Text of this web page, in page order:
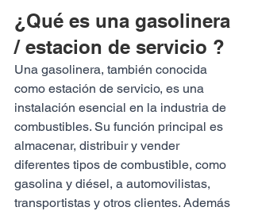
¿Qué es una gasolinera
/ estacion de servicio ?
Una gasolinera, también conocida
como estación de servicio, es una
instalación esencial en la industria de
combustibles. Su función principal es
almacenar, distribuir y vender
diferentes tipos de combustible, como
gasolina y diésel, a automovilistas,
transportistas y otros clientes. Además